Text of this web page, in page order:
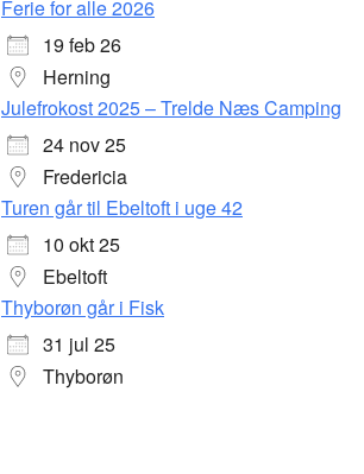
Ferie for alle 2026
19 feb 26
Herning
Julefrokost 2025 – Trelde Næs Camping
24 nov 25
Fredericia
Turen går til Ebeltoft i uge 42
10 okt 25
Ebeltoft
Thyborøn går i Fisk
31 jul 25
Thyborøn